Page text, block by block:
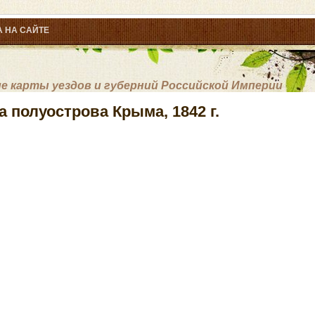
НА САЙТЕ
уездов и губерний Российской Империи
полуострова Крыма, 1842 г.